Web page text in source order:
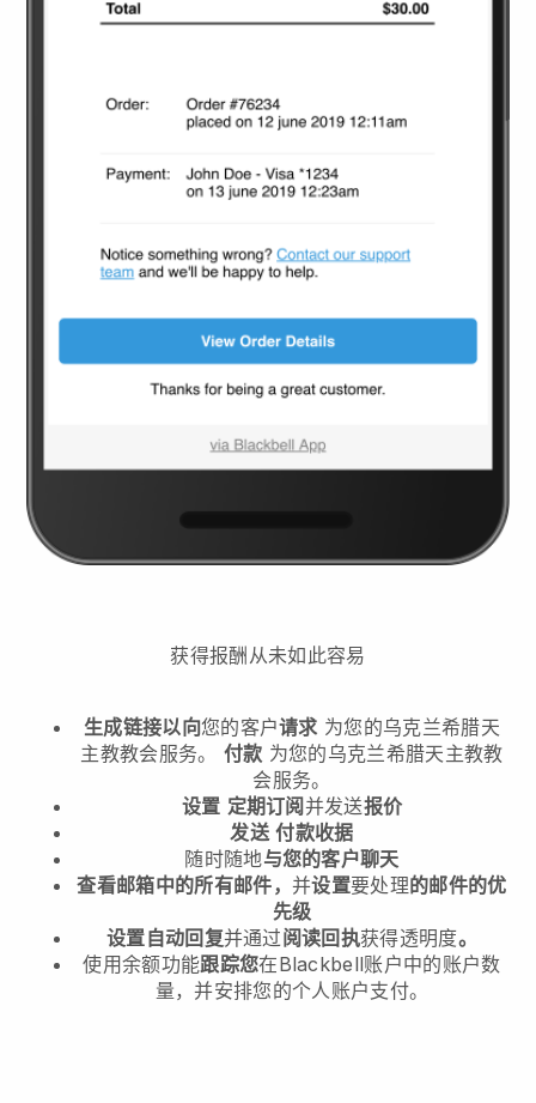
获得报酬从未如此容易
生成链接以向您的客户请求 为您的乌克兰希腊天
主教教会服务。
付款 为您的乌克兰希腊天主教教
会服务。
设置 定期订阅并发送报价
发送 付款收据
随时随地与您的客户聊天
查看邮箱中的所有邮件， 并设置要处理的邮件的优
先级
设置自动回复并通过阅读回执获得透明度。
使用余额功能跟踪您在Blackbell账户中的账户数
量，并安排您的个人账户支付。